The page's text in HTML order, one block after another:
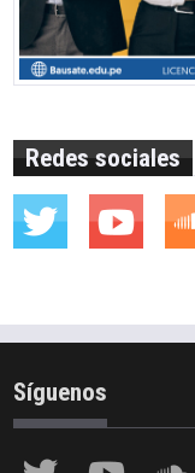
Redes sociales
Síguenos